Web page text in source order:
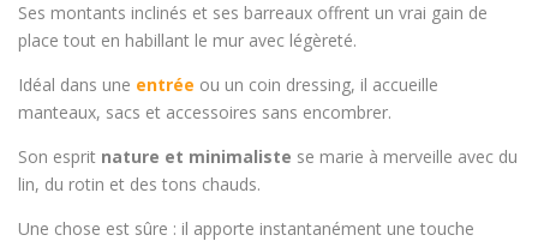
Ses montants inclinés et ses barreaux offrent un vrai gain de
place tout en habillant le mur avec légèreté.
Idéal dans une entrée ou un coin dressing, il accueille
manteaux, sacs et accessoires sans encombrer.
Son esprit nature et minimaliste se marie à merveille avec du
lin, du rotin et des tons chauds.
Une chose est sûre : il apporte instantanément une touche